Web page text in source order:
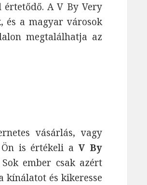
A V By Very
és a magyar városok
megtalálhatja az
vásárlás, vagy
Ön is értékeli aV By
ember csak azért
kínálatot és kikeresse